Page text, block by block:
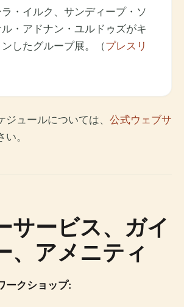
・イルク、サンディープ・ソ
・アドナン・ユルドゥズがキ
したグループ展。（プレスリ
ュールについては、 公式ウェブサ
。
サービス、ガイ
、アメニティ
ークショップ: